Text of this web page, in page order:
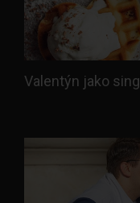
Valentýn jako